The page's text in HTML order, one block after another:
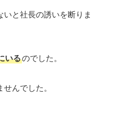
と社長の誘いを断りま
いるのでした。
んでした。